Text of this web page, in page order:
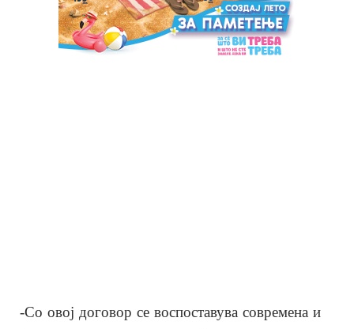
-Со овој договор се воспоставува современа и